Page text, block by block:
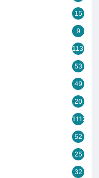
15
9
1131
53
49
20
1113
52
25
32